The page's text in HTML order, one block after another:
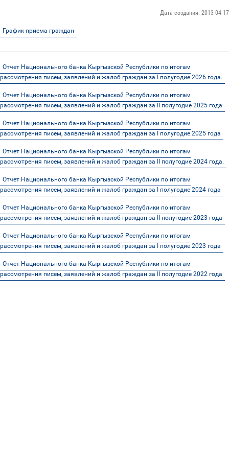
Дата создания: 2013-04-17
График приема граждан
Отчет Национального банка Кыргызской Республики по итогам
рассмотрения писем, заявлений и жалоб граждан за I полугодие 2026 года.
Отчет Национального банка Кыргызской Республики по итогам
рассмотрения писем, заявлений и жалоб граждан за II полугодие 2025 года
Отчет Национального банка Кыргызской Республики по итогам
рассмотрения писем, заявлений и жалоб граждан за I полугодие 2025 года
Отчет Национального банка Кыргызской Республики по итогам
рассмотрения писем, заявлений и жалоб граждан за II полугодие 2024 года.
Отчет Национального банка Кыргызской Республики по итогам
рассмотрения писем, заявлений и жалоб граждан за I полугодие 2024 года
Отчет Национального банка Кыргызской Республики по итогам
рассмотрения писем, заявлений и жалоб граждан за II полугодие 2023 года
Отчет Национального банка Кыргызской Республики по итогам
рассмотрения писем, заявлений и жалоб граждан за I полугодие 2023 года
Отчет Национального банка Кыргызской Республики по итогам
рассмотрения писем, заявлений и жалоб граждан за II полугодие 2022 года